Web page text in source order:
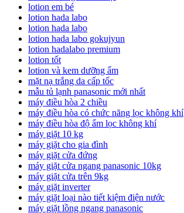
lotion em bé
lotion hada labo
lotion hada labo
lotion hada labo gokujyun
lotion hadalabo premium
lotion tốt
lotion và kem dưỡng ẩm
mặt nạ trắng da cấp tốc
mẫu tủ lạnh panasonic mới nhất
máy điều hòa 2 chiều
máy điều hòa có chức năng lọc không khí
máy điều hòa độ ẩm lọc không khí
máy giặt 10 kg
máy giặt cho gia đình
máy giặt cửa đứng
máy giặt cửa ngang panasonic 10kg
máy giặt cửa trên 9kg
máy giặt inverter
máy giặt loại nào tiết kiệm điện nước
máy giặt lồng ngang panasonic